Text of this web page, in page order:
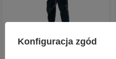
Konfiguracja zgód